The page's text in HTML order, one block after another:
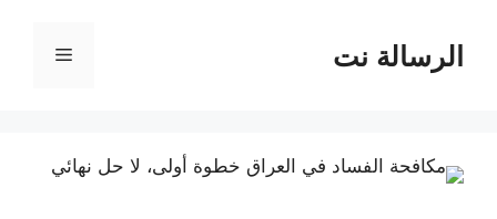
المحتوىالرسالة نت القائمة